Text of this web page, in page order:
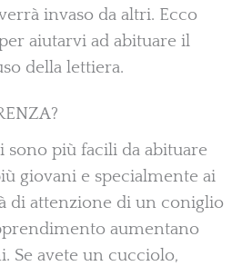
invaso da altri. Ecco
aiutarvi ad abituare il
della lettiera.
sono più facili da abituare
giovani e specialmente ai
di attenzione di un coniglio
aumentano
Se avete un cucciolo,